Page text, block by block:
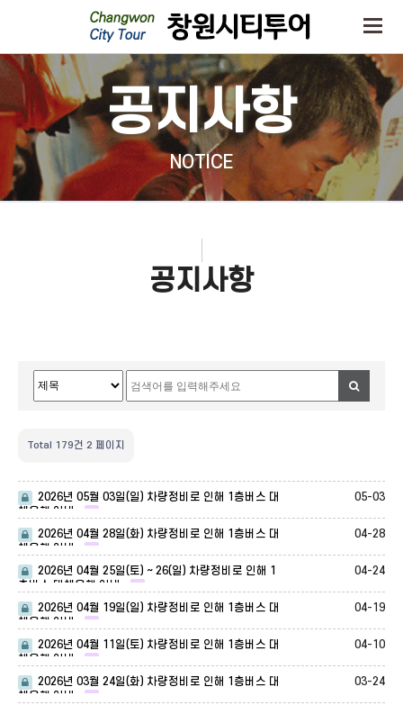
공지사항
NOTICE
공지사항
Total 179건 2 페이지
2026년 05월 03일(일) 차량정비로 인해 1층버스 대
체운행 안내.
05-03
2026년 04월 28일(화) 차량정비로 인해 1층버스 대
체운행 안내.
04-28
2026년 04월 25일(토) ~ 26(일) 차량정비로 인해 1
층버스 대체운행 안내.
04-24
2026년 04월 19일(일) 차량정비로 인해 1층버스 대
체운행 안내.
04-19
2026년 04월 11일(토) 차량정비로 인해 1층버스 대
체운행 안내.
04-10
2026년 03월 24일(화) 차량정비로 인해 1층버스 대
체운행 안내.
03-24